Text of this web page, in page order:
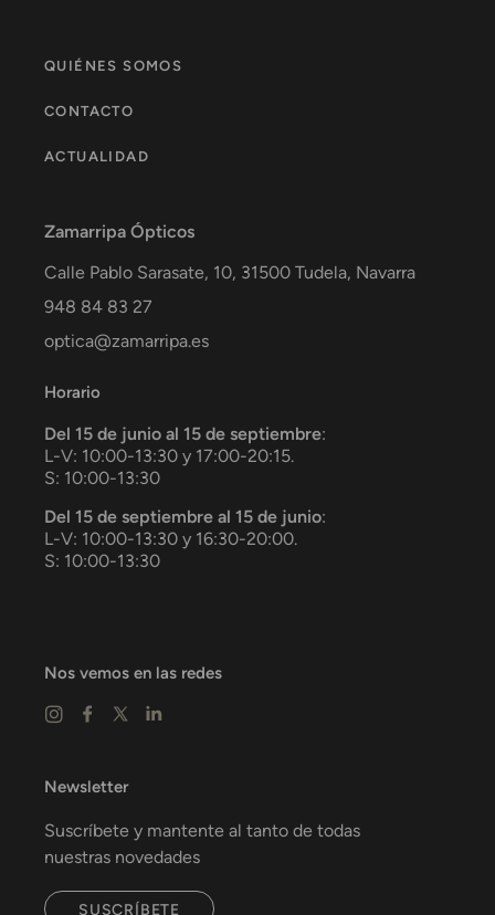
QUIÉNES SOMOS
CONTACTO
ACTUALIDAD
Zamarripa Ópticos
Calle Pablo Sarasate, 10, 31500 Tudela, Navarra
948 84 83 27
optica@zamarripa.es
Horario
Del 15 de junio al 15 de septiembre:
L-V: 10:00-13:30 y 17:00-20:15.
S: 10:00-13:30
Del 15 de septiembre al 15 de junio:
L-V: 10:00-13:30 y 16:30-20:00.
S: 10:00-13:30
Nos vemos en las redes
Newsletter
Suscríbete y mantente al tanto de todas
nuestras novedades
SUSCRÍBETE